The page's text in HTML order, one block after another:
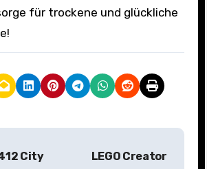
für trockene und glückliche
City
LEGO Creator